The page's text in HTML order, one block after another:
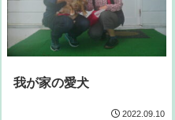
我が家の愛犬
2022.09.10